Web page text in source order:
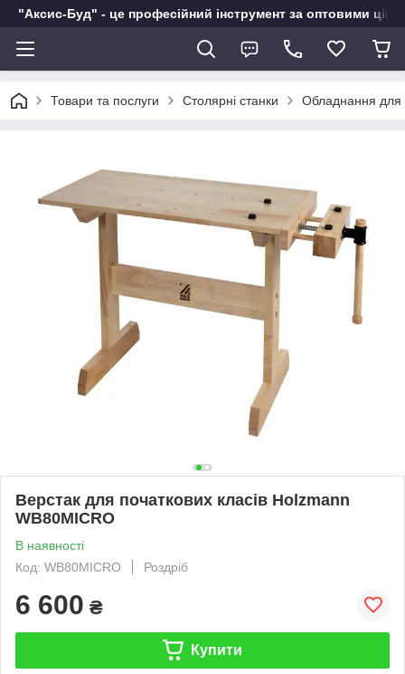
"Аксис-Буд" - це професійний інструмент за оптовими
Товари та послуги Столярні станки Обладнання для
Верстак для початкових класів Holzmann
WB80MICRO
В наявності
Код: WB80MICRO
Роздріб
6 600 ₴
Купити